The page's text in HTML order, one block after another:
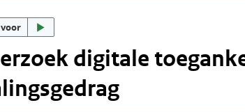
voor
digitale